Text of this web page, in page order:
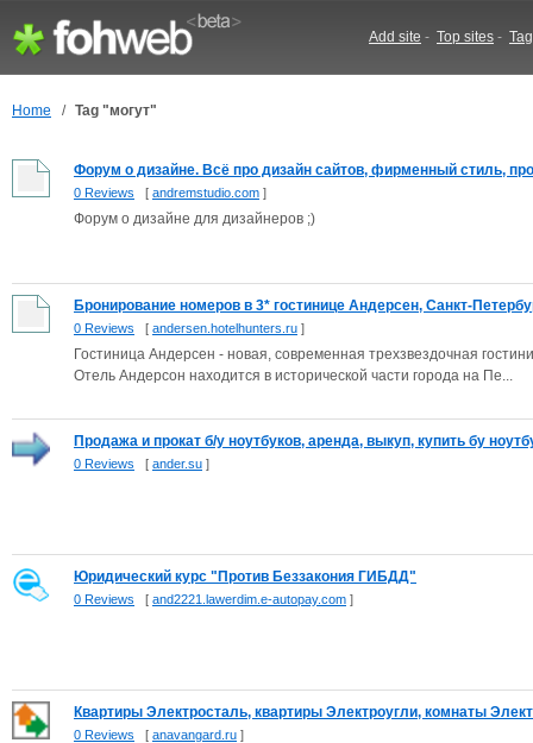
Add site - Top sites -
Home / Tag "могут"
Форум о дизайне. Всё про дизайн сайтов, фирменный стиль,
0 Reviews [ andremstudio.com ]
Форум о дизайне для дизайнеров ;)
Бронирование номеров в 3* гостинице Андерсен, Санкт-
0 Reviews [ andersen.hotelhunters.ru ]
Гостиница Андерсен - новая, современная трехзвездочная
Отель Андерсон находится в исторической части города на Пе...
Продажа и прокат б/у ноутбуков, аренда, выкуп, купить бу
0 Reviews [ ander.su ]
Юридический курс "Против Беззакония ГИБДД"
0 Reviews [ and2221.lawerdim.e-autopay.com ]
Квартиры Электросталь, квартиры Электроугли, комнаты
0 Reviews [ anavangard.ru ]